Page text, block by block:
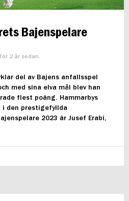
Bajenspelare
2 år sedan.
del av Bajens anfallsspel
med sina elva mål blev han
flest poäng. Hammarbys
den prestigefyllda
2023 är Jusef Erabi,